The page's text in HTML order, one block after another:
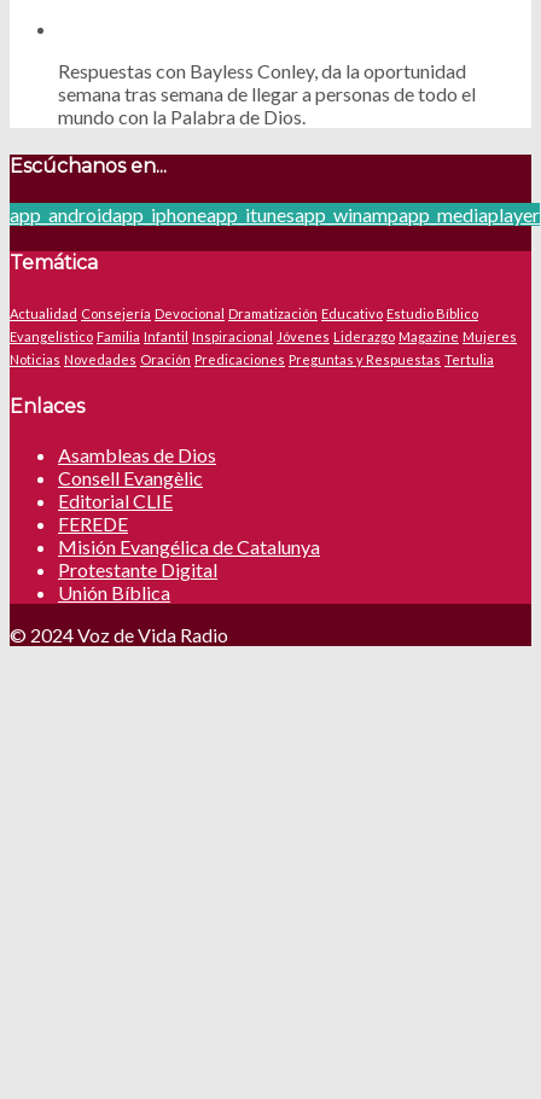
Respuestas con Bayless Conley, da la oportunidad
semana tras semana de llegar a personas de todo el
mundo con la Palabra de Dios.
Escúchanos en...
app_androidapp_iphoneapp_itunesapp_winampapp_mediaplayer
Temática
Actualidad Consejería Devocional Dramatización Educativo Estudio Bíblico
Evangelístico Familia Infantil Inspiracional Jóvenes Liderazgo Magazine Mujeres
Noticias Novedades Oración Predicaciones Preguntas y Respuestas Tertulia
Enlaces
Asambleas de Dios
Consell Evangèlic
Editorial CLIE
FEREDE
Misión Evangélica de Catalunya
Protestante Digital
Unión Bíblica
© 2024 Voz de Vida Radio